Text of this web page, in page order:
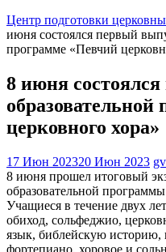
Центр подготовки
июня состоялся первый
программе «Певчий
8 июня
церковного хора»
17 Июн 202320 Июн 2023
8 июня прошел итоговый
образовательной
Учащиеся в течение двух
обиход, сольфеджио,
язык, библейскую историю,
фортепиано, хоровое и